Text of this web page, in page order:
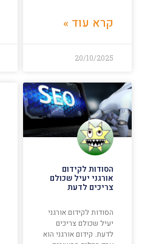
קרא עוד »
20/10/2025
הסודות לקידום
אורגני יעיל שכולם
צריכים לדעת
הסודות לקידום אורגני
יעיל שכולם צריכים
לדעת. קידום אורגני הוא